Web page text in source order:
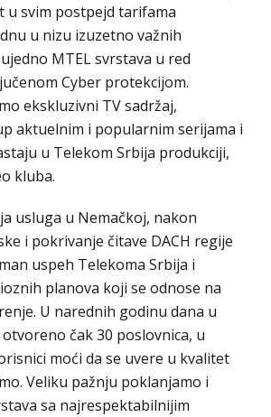
u svim postpejd tarifama
u nizu izuzetno važnih
MTEL svrstava u red
Cyber protekcijom.
ekskluzivni TV sadržaj,
aktuelnim i popularnim serijama i
u Telekom Srbija produkciji,
kluba.
usluga u Nemačkoj, nakon
i pokrivanje čitave DACH regije
uspeh Telekoma Srbija i
planova koji se odnose na
U narednih godinu dana u
čak 30 poslovnica, u
moći da se uvere u kvalitet
Veliku pažnju poklanjamo i
sa najrespektabilnijim